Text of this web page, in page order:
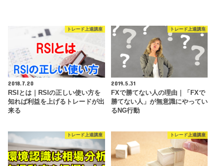
トレード上達講座
2018.7.20
RSIとは｜RSIの正しい使い方を
知れば利益を上げるトレードが出
来る
トレード上達講座
2019.5.31
FXで勝てない人の理由｜「FXで
勝てない人」が無意識にやってい
るNG行動
トレード上達講座 トレード上達講座